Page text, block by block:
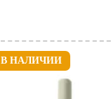
В НАЛИЧИИ